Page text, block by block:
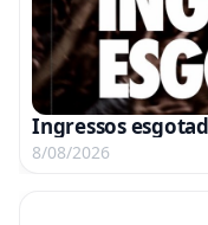
Ingressos
8/08/2026